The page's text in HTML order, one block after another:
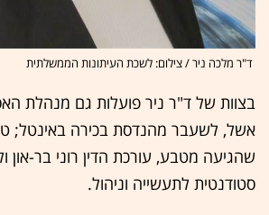
ד"ר מלכה ניר / צילום: לשכת העיתונות הממשלתית
בצוות של ד"ר ניר פועלות גם מנהלת
אשל, לשעבר מהנדסת בכירה באינטל;
שהגיעה מטבע, עורכת הדין רוני בר-און
סטודנטית לתעשייה וניהול.